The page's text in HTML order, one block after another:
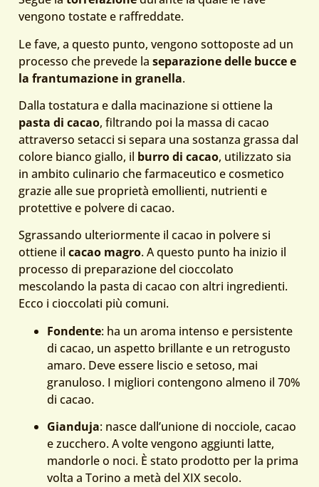
vengono tostate e raffreddate.
Le fave, a questo punto, vengono sottoposte ad un
processo che prevede la separazione delle bucce e
la frantumazione in granella.
Dalla tostatura e dalla macinazione si ottiene la
pasta di cacao, filtrando poi la massa di cacao
attraverso setacci si separa una sostanza grassa dal
colore bianco giallo, il burro di cacao, utilizzato sia
in ambito culinario che farmaceutico e cosmetico
grazie alle sue proprietà emollienti, nutrienti e
protettive e polvere di cacao.
Sgrassando ulteriormente il cacao in polvere si
ottiene il cacao magro. A questo punto ha inizio il
processo di preparazione del cioccolato
mescolando la pasta di cacao con altri ingredienti.
Ecco i cioccolati più comuni.
Fondente: ha un aroma intenso e persistente
di cacao, un aspetto brillante e un retrogusto
amaro. Deve essere liscio e setoso, mai
granuloso. I migliori contengono almeno il 70%
di cacao.
Gianduja: nasce dall’unione di nocciole, cacao
e zucchero. A volte vengono aggiunti latte,
mandorle o noci. È stato prodotto per la prima
volta a Torino a metà del XIX secolo.